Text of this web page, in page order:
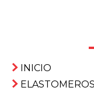
INICIO